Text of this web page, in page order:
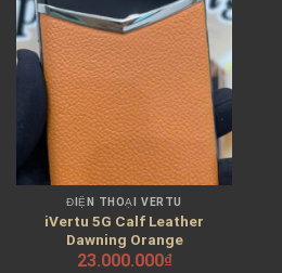
ĐIỆN THOẠI VERTU
iVertu 5G Calf Leather
Dawning Orange
23.000.000₫